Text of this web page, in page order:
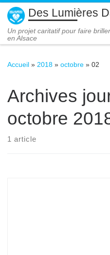
Passer au contenu
Des Lumières
Un projet caritatif pour faire
en Alsace
Accueil » 2018 » octobre » 02
Archives
octobre
1 article